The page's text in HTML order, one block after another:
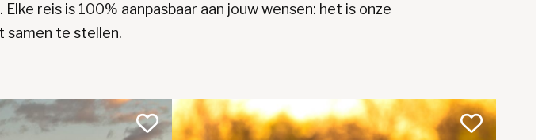
reis is 100% aanpasbaar aan jouw wensen: het is onze
samen te stellen.